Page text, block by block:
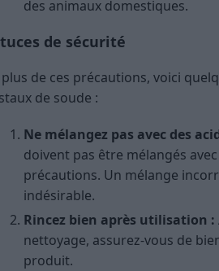
des animaux domestiques.
de sécurité
plus de ces précautions, voici
de soude :
Ne mélangez pas avec des
doivent pas être mélangés
précautions. Un mélange
indésirable.
Rincez bien après utilisation :
nettoyage, assurez-vous de
produit.